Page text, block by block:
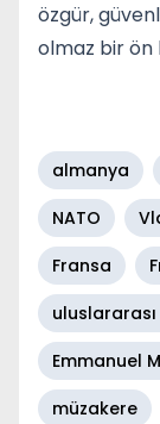
özgür,
olmaz bir ön
almanya
NATO
Fransa
uluslararası
Emmanuel
müzakere